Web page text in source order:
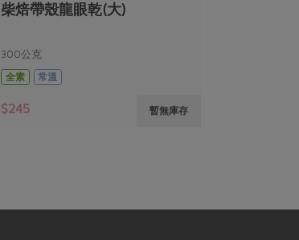
柴焙帶殼龍眼乾(大)
300公克
全素
常溫
$245 暫無庫存